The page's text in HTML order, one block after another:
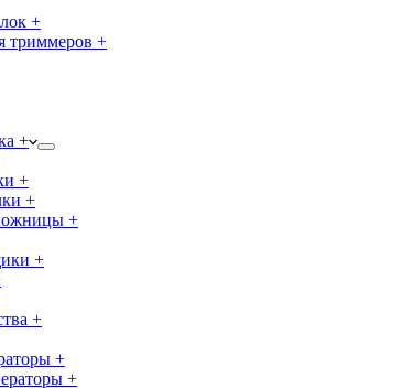
+
триммеров +
+
+
+
+
+
+
+
+